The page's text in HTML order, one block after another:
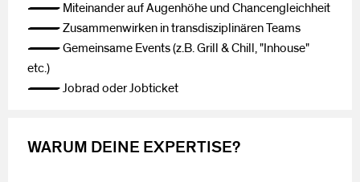
— Miteinander auf Augenhöhe und Chancengleichheit
— Zusammenwirken in transdisziplinären Teams
— Gemeinsame Events (z.B. Grill & Chill, "Inhouse"
etc.)
— Jobrad oder Jobticket
WARUM DEINE EXPERTISE?